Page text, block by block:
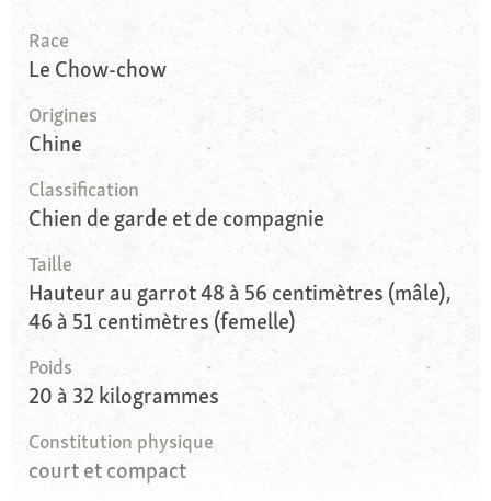
Race
Le Chow-chow
Origines
Chine
Classification
Chien de garde et de compagnie
Taille
Hauteur au garrot 48 à 56 centimètres (mâle),
46 à 51 centimètres (femelle)
Poids
20 à 32 kilogrammes
Constitution physique
court et compact